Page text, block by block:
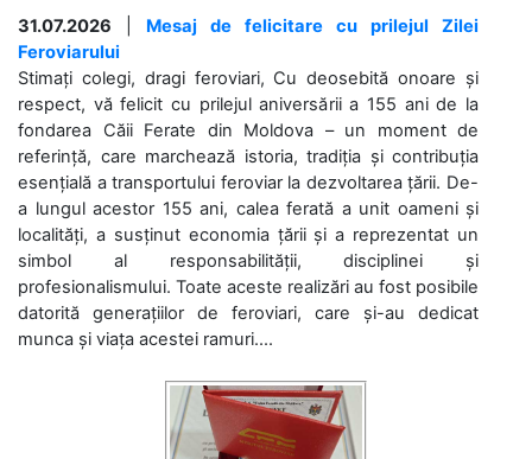
31.07.2026
Mesaj de felicitare cu prilejul Zilei
Feroviarului
Stimați colegi, dragi feroviari, Cu deosebită onoare și
respect, vă felicit cu prilejul aniversării a 155 ani de la
fondarea Căii Ferate din Moldova – un moment de
referință, care marchează istoria, tradiția și contribuția
esențială a transportului feroviar la dezvoltarea țării. De-
a lungul acestor 155 ani, calea ferată a unit oameni și
localități, a susținut economia țării și a reprezentat un
simbol al responsabilității, disciplinei și
profesionalismului. Toate aceste realizări au fost posibile
datorită generațiilor de feroviari, care și-au dedicat
munca și viața acestei ramuri....